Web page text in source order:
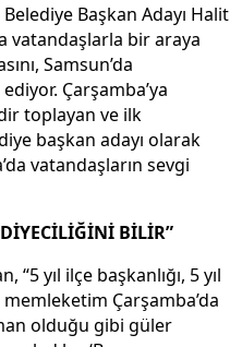
Başkan Adayı Halit
vatandaşlarla bir araya
Samsun’da
Çarşamba’ya
toplayan ve ilk
başkan adayı olarak
vatandaşların sevgi
BİLİR”
“5 yıl ilçe başkanlığı, 5 yıl
memleketim Çarşamba’da
olduğu gibi güler